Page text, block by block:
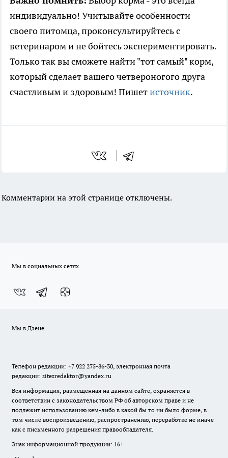
индивидуально! Учитывайте особенности
своего питомца, проконсультируйтесь с
ветеринаром и не бойтесь экспериментировать.
Только так вы сможете найти "тот самый" корм,
который сделает вашего четвероногого друга
счастливым и здоровым! Пишетисточник.
Комментарии на этой странице отключены.
Мы в социальных сетях
Мы в Дзене
Телефон редакции: +7 922 275-86-30, электронная почта
редакции: sitesredaktor@yandex.ru
Вся информация, размещенная на данном сайте, охраняется в
соответствии с законодательством РФ об авторском праве и не
подлежит использованию кем-либо в какой бы то ни было форме, в
том числе воспроизведению, распространению, переработке не иначе
как с письменного разрешения правообладателя.
Знак информационной продукции: 16+.